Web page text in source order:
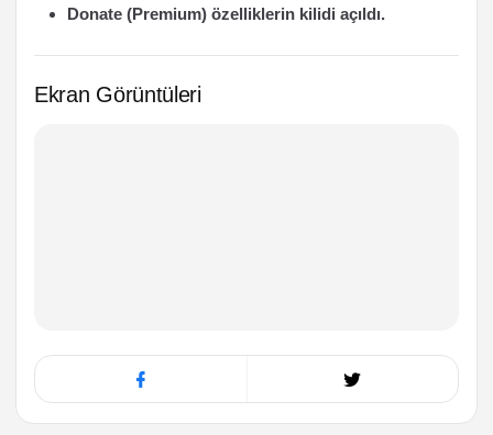
Donate (Premium) özelliklerin kilidi açıldı.
Ekran Görüntüleri